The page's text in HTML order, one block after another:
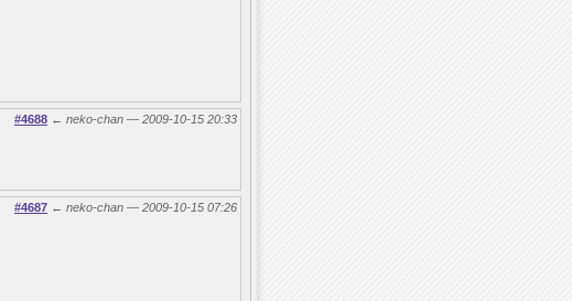
#4688 ← neko-chan — 2009-10-15 20:33
#4687 ← neko-chan — 2009-10-15 07:26